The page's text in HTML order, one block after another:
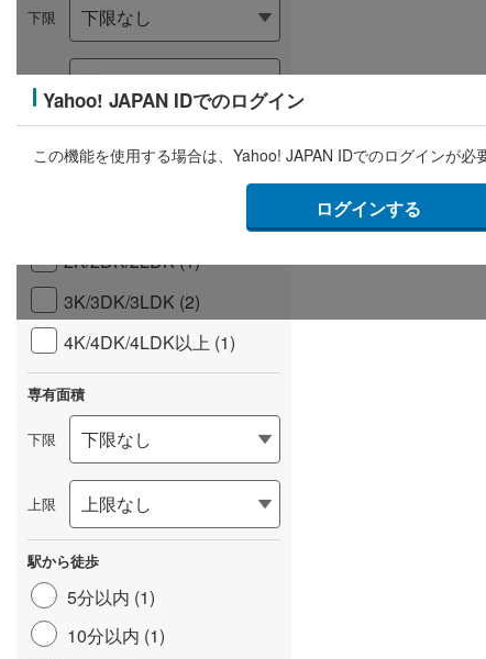
存
る
Yahoo! JAPAN IDでのログイン
この機能を使用する場合は、Yahoo! JAPAN IDでのログインが必
ログインする
下限
価格未定の物件も含める
2K/2DK/2LDK (1)
3K/3DK/3LDK (2)
4K/4DK/4LDK以上 (1)
専有面積
下限
上限
駅から徒歩
5分以内 (1)
10分以内 (1)